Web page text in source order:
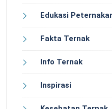
Edukasi
Fakta Ternak
Info Ternak
Inspirasi